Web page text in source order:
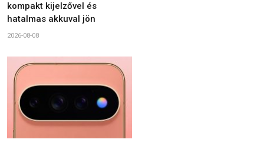
kompakt kijelzővel és
hatalmas akkuval jön
2026-08-08